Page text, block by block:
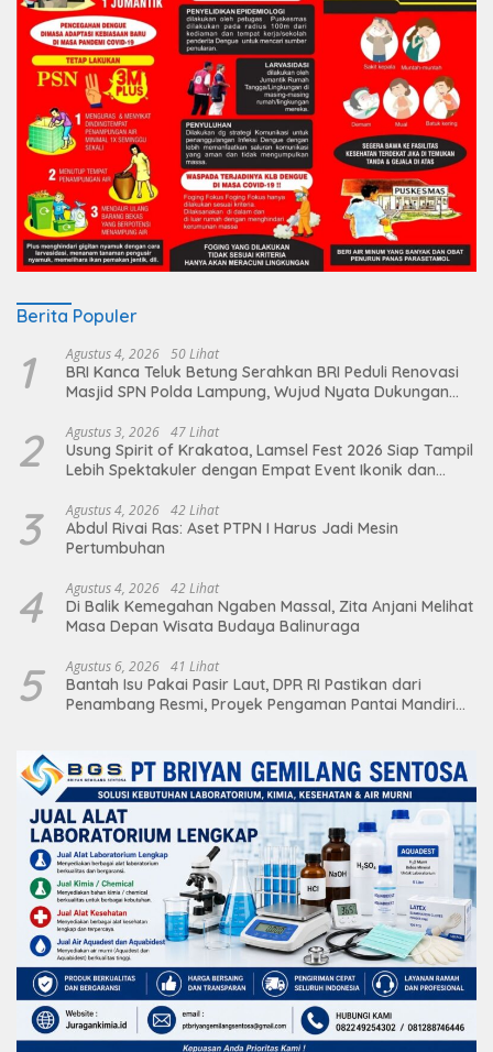
Berita Populer
1 Agustus 4, 2026 50 Lihat
BRI Kanca Teluk Betung Serahkan BRI Peduli Renovasi
Masjid SPN Polda Lampung, Wujud Nyata Dukungan
2 Agustus 3, 2026 47 Lihat
Usung Spirit of Krakatoa, Lamsel Fest 2026 Siap Tampil
Lebih Spektakuler dengan Empat Event Ikonik dan
3 Agustus 4, 2026 42 Lihat
Abdul Rivai Ras: Aset PTPN I Harus Jadi Mesin
Pertumbuhan
4 Agustus 4, 2026 42 Lihat
Di Balik Kemegahan Ngaben Massal, Zita Anjani Melihat
Masa Depan Wisata Budaya Balinuraga
5 Agustus 6, 2026 41 Lihat
Bantah Isu Pakai Pasir Laut, DPR RI Pastikan dari
Penambang Resmi, Proyek Pengaman Pantai Mandiri